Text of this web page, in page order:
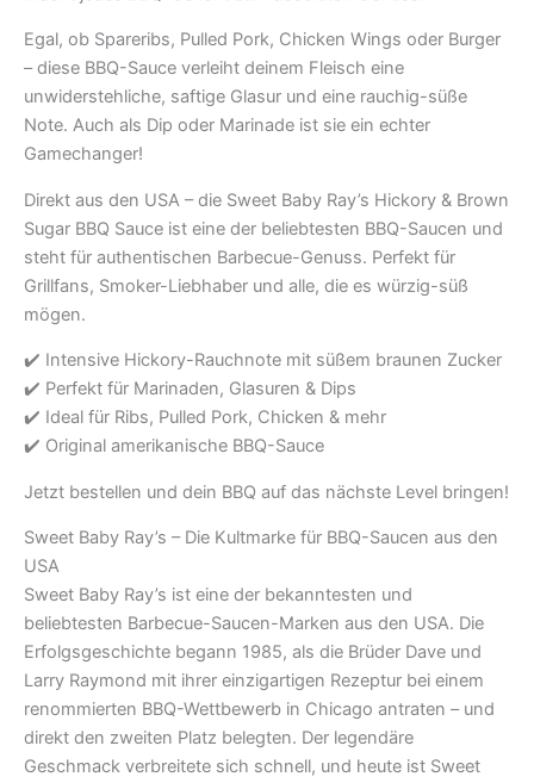
Egal, ob Spareribs, Pulled Pork, Chicken Wings oder Burger
– diese BBQ-Sauce verleiht deinem Fleisch eine
unwiderstehliche, saftige Glasur und eine rauchig-süße
Note. Auch als Dip oder Marinade ist sie ein echter
Gamechanger!
Direkt aus den USA – die Sweet Baby Ray’s Hickory & Brown
Sugar BBQ Sauce ist eine der beliebtesten BBQ-Saucen und
steht für authentischen Barbecue-Genuss. Perfekt für
Grillfans, Smoker-Liebhaber und alle, die es würzig-süß
mögen.
✔️ Intensive Hickory-Rauchnote mit süßem braunen Zucker
✔️ Perfekt für Marinaden, Glasuren & Dips
✔️ Ideal für Ribs, Pulled Pork, Chicken & mehr
✔️ Original amerikanische BBQ-Sauce
Jetzt bestellen und dein BBQ auf das nächste Level bringen!
Sweet Baby Ray’s – Die Kultmarke für BBQ-Saucen aus den
USA
Sweet Baby Ray’s ist eine der bekanntesten und
beliebtesten Barbecue-Saucen-Marken aus den USA. Die
Erfolgsgeschichte begann 1985, als die Brüder Dave und
Larry Raymond mit ihrer einzigartigen Rezeptur bei einem
renommierten BBQ-Wettbewerb in Chicago antraten – und
direkt den zweiten Platz belegten. Der legendäre
Geschmack verbreitete sich schnell, und heute ist Sweet